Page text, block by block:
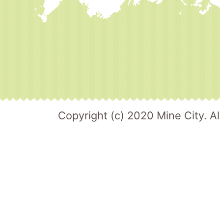
Copyright (c) 2020 Mine City.